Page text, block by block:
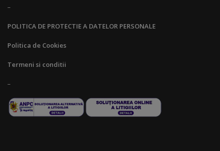
–
POLITICA DE PROTECTIE A DATELOR PERSONALE
Politica de Cookies
Termeni si conditii
–